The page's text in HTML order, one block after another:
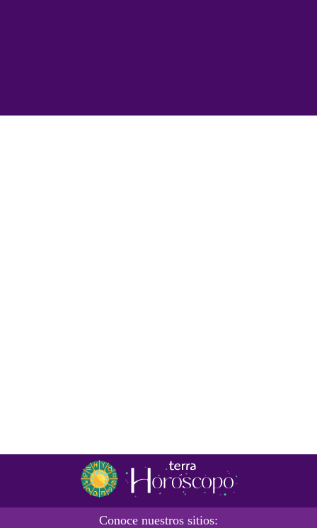
Conoce nuestros sitios: